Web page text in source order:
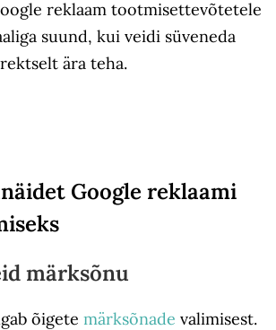
reklaam tootmisettevõtetele
suund, kui veidi süveneda
ära teha.
Google reklaami
märksõnu
õigete märksõnade valimisest.